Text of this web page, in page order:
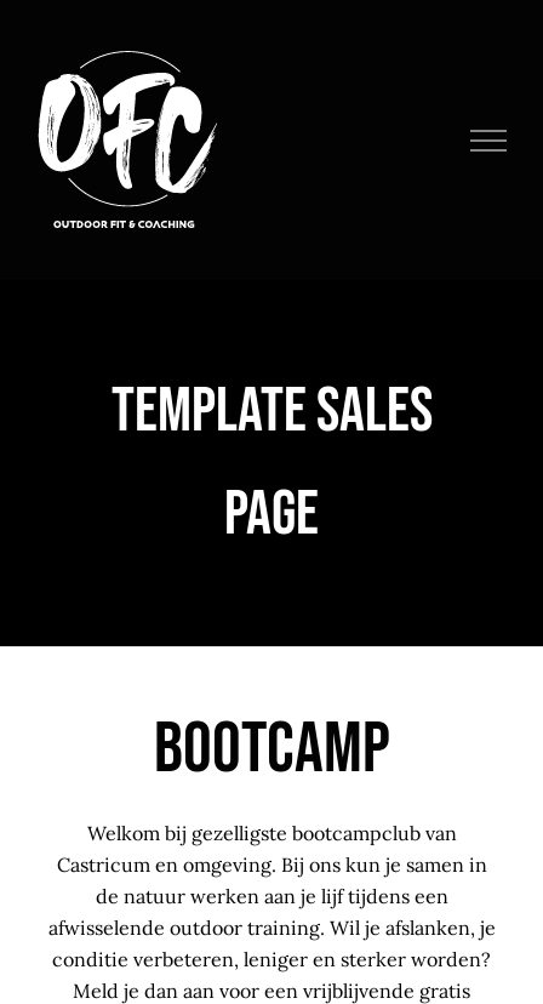
inhoud
Template sales
page
Bootcamp
Welkom bij gezelligste bootcampclub van
Castricum en omgeving. Bij ons kun je samen in
de natuur werken aan je lijf tijdens een
afwisselende outdoor training. Wil je afslanken, je
conditie verbeteren, leniger en sterker worden?
Meld je dan aan voor een vrijblijvende gratis